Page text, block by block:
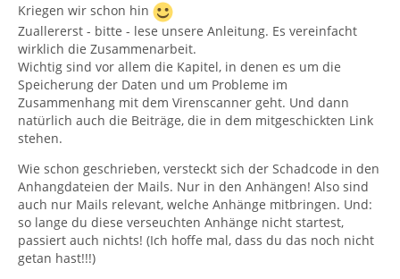
Kriegen wir schon hin
Zuallererst - bitte - lese unsere Anleitung. Es vereinfacht
wirklich die Zusammenarbeit.
Wichtig sind vor allem die Kapitel, in denen es um die
Speicherung der Daten und um Probleme im
Zusammenhang mit dem Virenscanner geht. Und dann
natürlich auch die Beiträge, die in dem mitgeschickten Link
stehen.
Wie schon geschrieben, versteckt sich der Schadcode in den
Anhangdateien der Mails. Nur in den Anhängen! Also sind
auch nur Mails relevant, welche Anhänge mitbringen. Und:
so lange du diese verseuchten Anhänge nicht startest,
passiert auch nichts! (Ich hoffe mal, dass du das noch nicht
getan hast!!!)